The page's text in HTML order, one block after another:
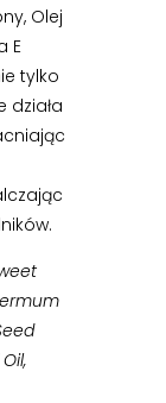
Olej
E
tylko
działa